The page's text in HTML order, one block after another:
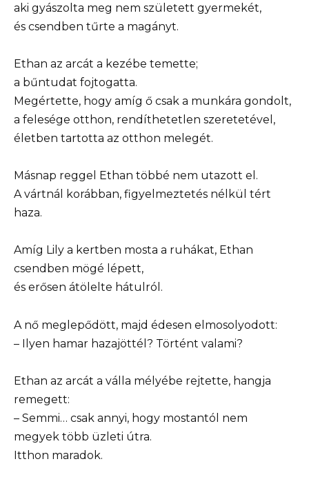
aki gyászolta meg nem született gyermekét,
és csendben tűrte a magányt.
Ethan az arcát a kezébe temette;
a bűntudat fojtogatta.
Megértette, hogy amíg ő csak a munkára gondolt,
a felesége otthon, rendíthetetlen szeretetével,
életben tartotta az otthon melegét.
Másnap reggel Ethan többé nem utazott el.
A vártnál korábban, figyelmeztetés nélkül tért
haza.
Amíg Lily a kertben mosta a ruhákat, Ethan
csendben mögé lépett,
és erősen átölelte hátulról.
A nő meglepődött, majd édesen elmosolyodott:
– Ilyen hamar hazajöttél? Történt valami?
Ethan az arcát a válla mélyébe rejtette, hangja
remegett:
– Semmi… csak annyi, hogy mostantól nem
megyek több üzleti útra.
Itthon maradok.